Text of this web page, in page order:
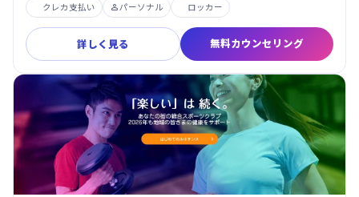
クレカ支払い パーソナル ロッカー
詳しく見る 無料カウンセリング